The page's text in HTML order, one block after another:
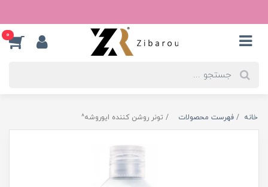
0
خانه فهرست محصولات تونر روشن کننده ایوروشه^